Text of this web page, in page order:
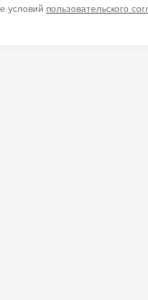
условий пользовательского